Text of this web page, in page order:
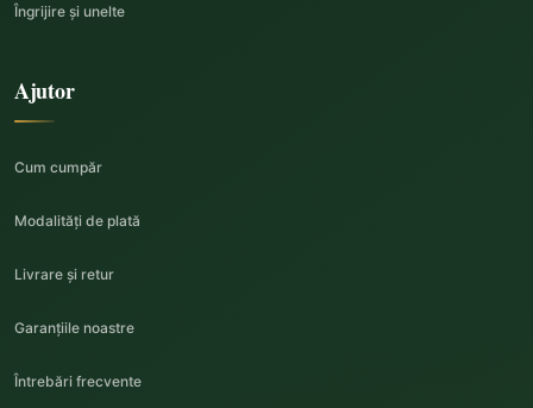
Îngrijire și unelte
Ajutor
Cum cumpăr
Modalități de plată
Livrare și retur
Garanțiile noastre
Întrebări frecvente